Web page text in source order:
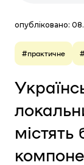
опубліковано:
#практичне
містять